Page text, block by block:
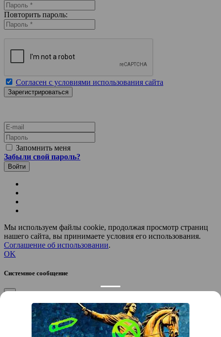
Повторить пароль:
Согласен с условиями использования сайта
E-mail
Пароль
Запомнить меня
Забыли свой пароль?
Мы используем файлы cookie, продолжая просмотр страниц
нашего сайта, вы принимаете условия его использования.
Соглашение об использовании.
OK
Системное сообщение
×
Закрыть
Подтверждение компании